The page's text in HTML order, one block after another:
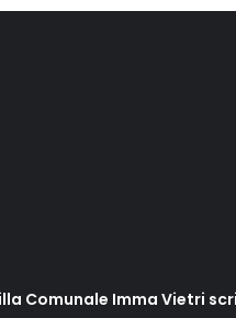
Comunale Imma Vietri